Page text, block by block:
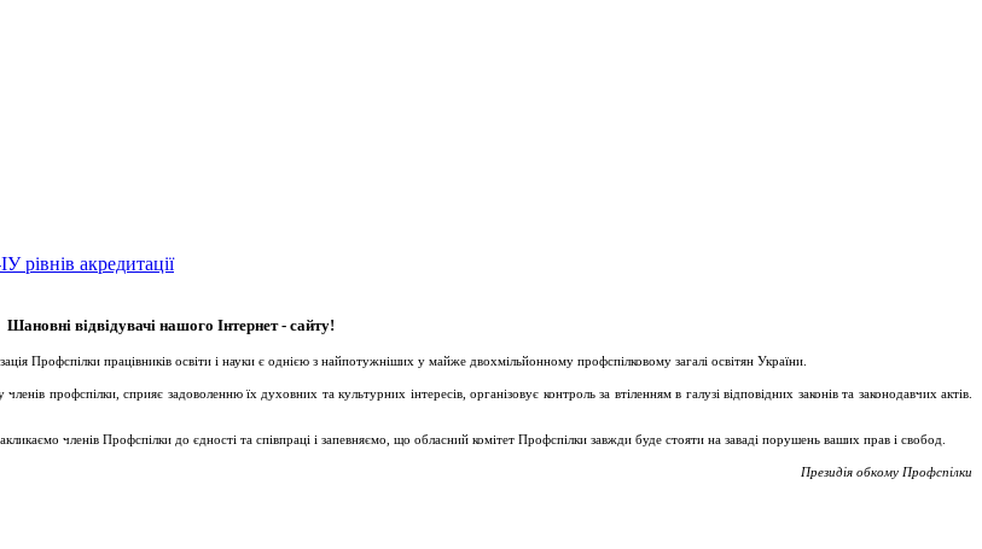
рівнів акредитації
Шановні відвідувачі нашого Інтернет - сайту!
Профспілки працівників освіти і науки є однією з найпотужніших у майже двохмільйонному профспілковому загалі освітян України.
профспілки, сприяє задоволенню їх духовних та культурних інтересів, організовує контроль за втіленням в галузі відповідних законів та законодавчих актів.
членів Профспілки до єдності та співпраці і запевняємо, що обласний комітет Профспілки завжди буде стояти на заваді порушень ваших прав і свобод.
Президія обкому Профспілки